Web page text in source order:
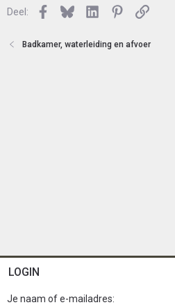
Deel: Facebook
BlueskyLinkedInPinterest
Link
Badkamer, waterleiding en afvoer
LOGIN
Je naam of e-mailadres